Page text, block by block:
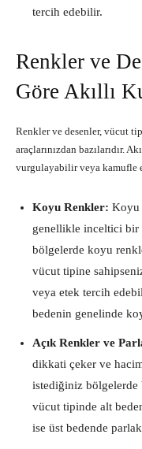
tercih edebilir.
Renkler ve
Göre Akıllı
Renkler ve desenler, vücut
araçlarınızdan bazılarıdır.
vurgulayabilir veya kamufle
Koyu Renkler: Koyu
genellikle inceltici bir
bölgelerde koyu
vücut tipine
veya etek tercih
bedenin genelinde
Açık Renkler ve
dikkati çeker ve
istediğiniz
vücut tipinde alt
ise üst bedende